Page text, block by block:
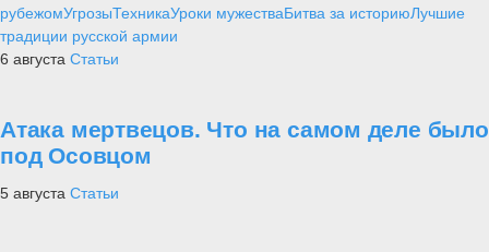
рубежомУгрозыТехникаУроки мужестваБитва за историюЛучшие
традиции русской армии
6 августа Статьи
Атака мертвецов. Что на самом деле было
под Осовцом
5 августа Статьи